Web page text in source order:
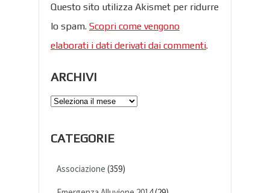
Questo sito utilizza Akismet per ridurre
lo spam. Scopri come vengono
elaborati i dati derivati dai commenti.
ARCHIVI
Archivi
CATEGORIE
Associazione (359)